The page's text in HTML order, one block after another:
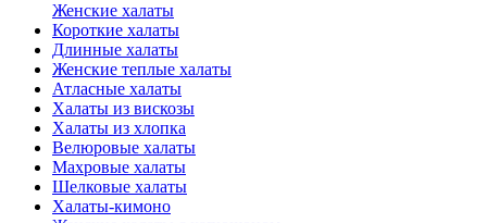
Женские халаты
Короткие халаты
Длинные халаты
Женские теплые халаты
Атласные халаты
Халаты из вискозы
Халаты из хлопка
Велюровые халаты
Махровые халаты
Шелковые халаты
Халаты-кимоно